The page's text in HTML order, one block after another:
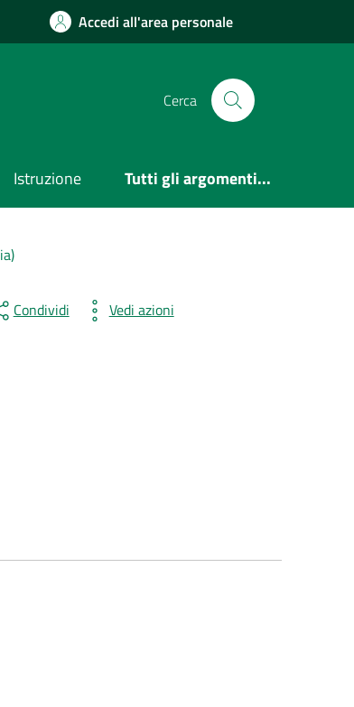
Accedi all'area personale
Cerca
Istruzione Tutti gli argomenti...
Condividi Vedi azioni